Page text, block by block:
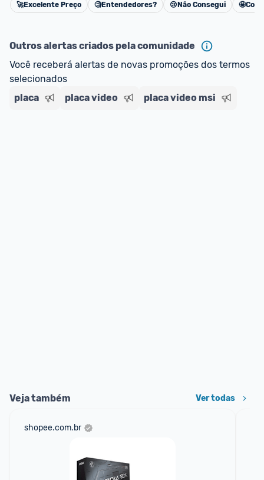
Cancelar
🚀Excelente Preço 🧐Entendedores? 😢 Não Consegui 🤩
Outros alertas criados pela comunidade
Você receberá alertas de novas promoções dos termos
selecionados
placa
placa video placa video msi
Veja também Ver todas
shopee.com.br